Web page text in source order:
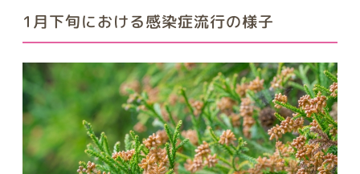
1月下旬における感染症流行の様子